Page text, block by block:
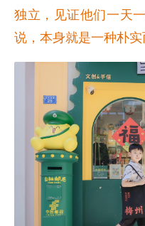
独立，见证他们一天
说，本身就是一种朴实